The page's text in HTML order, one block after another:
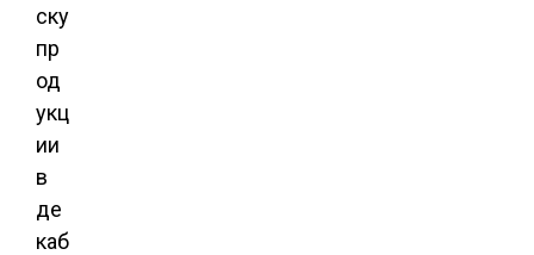
ску
пр
од
укц
ии
в
де
каб